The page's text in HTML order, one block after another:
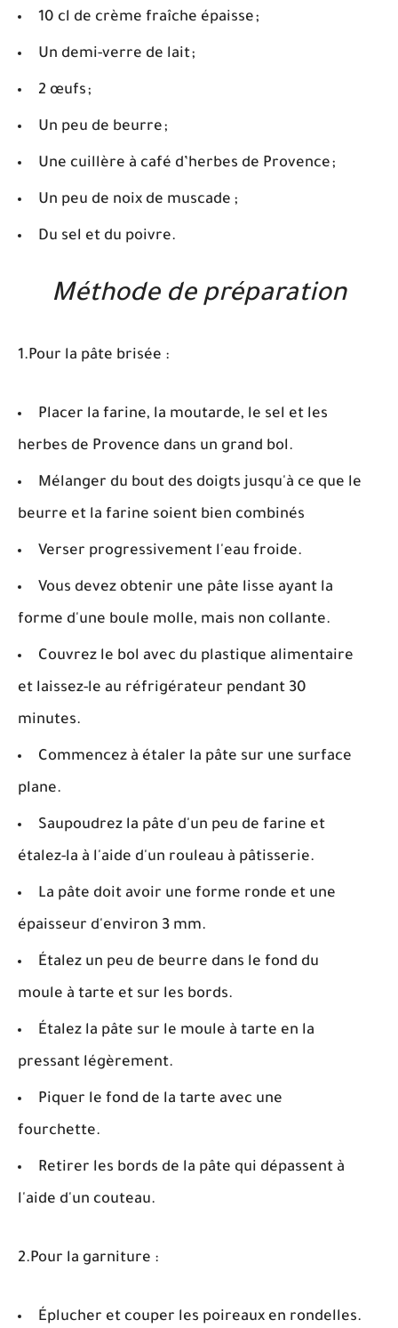
10 cl de crème fraîche épaisse ;
Un demi-verre de lait ;
2 œufs ;
Un peu de beurre ;
Une cuillère à café d’herbes de Provence ;
Un peu de noix de muscade ;
Du sel et du poivre.
Méthode de préparation
1.Pour la pâte brisée :
Placer la farine, la moutarde, le sel et les
herbes de Provence dans un grand bol.
Mélanger du bout des doigts jusqu'à ce que le
beurre et la farine soient bien combinés
Verser progressivement l'eau froide.
Vous devez obtenir une pâte lisse ayant la
forme d'une boule molle, mais non collante.
Couvrez le bol avec du plastique alimentaire
et laissez-le au réfrigérateur pendant 30
minutes.
Commencez à étaler la pâte sur une surface
plane.
Saupoudrez la pâte d'un peu de farine et
étalez-la à l'aide d'un rouleau à pâtisserie.
La pâte doit avoir une forme ronde et une
épaisseur d'environ 3 mm.
Étalez un peu de beurre dans le fond du
moule à tarte et sur les bords.
Étalez la pâte sur le moule à tarte en la
pressant légèrement.
Piquer le fond de la tarte avec une
fourchette.
Retirer les bords de la pâte qui dépassent à
l'aide d'un couteau.
2.Pour la garniture :
Éplucher et couper les poireaux en rondelles.